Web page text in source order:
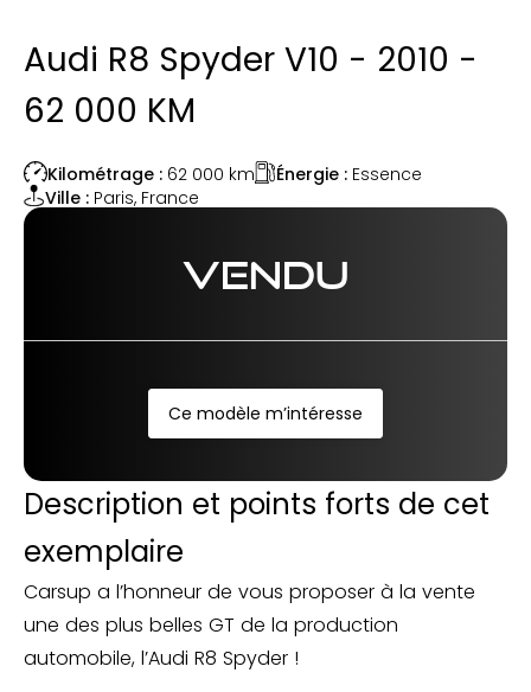
Audi R8 Spyder V10 - 2010 -
62 000 KM
Kilométrage : 62 000 km Énergie : Essence
Ville : Paris, France
VENDU
Ce modèle m’intéresse
Description et points forts de cet
exemplaire
Carsup a l’honneur de vous proposer à la vente
une des plus belles GT de la production
automobile, l’Audi R8 Spyder !